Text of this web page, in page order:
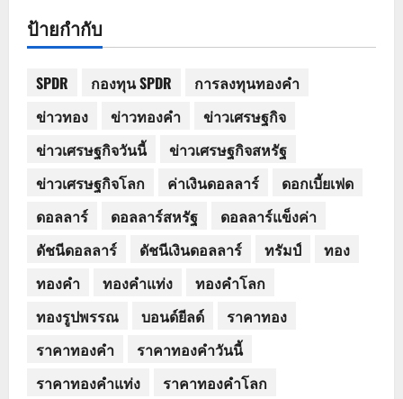
ป้ายกำกับ
SPDR กองทุน SPDR
การลงทุนทองคำ
ข่าวทอง
ข่าวทองคำ
ข่าวเศรษฐกิจ
ข่าวเศรษฐกิจวันนี้
ข่าวเศรษฐกิจสหรัฐ
ข่าวเศรษฐกิจโลก
ค่าเงินดอลลาร์
ดอกเบี้ยเฟด
ดอลลาร์
ดอลลาร์สหรัฐ
ดอลลาร์แข็งค่า
ดัชนีดอลลาร์
ดัชนีเงินดอลลาร์ ทรัมป์
ทอง
ทองคำ
ทองคำแท่ง
ทองคำโลก
ทองรูปพรรณ
บอนด์ยีลด์
ราคาทอง
ราคาทองคำ
ราคาทองคำวันนี้
ราคาทองคำแท่ง
ราคาทองคำโลก